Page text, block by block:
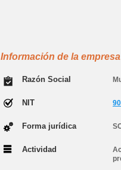
Información de la empresa
Razón Social
NIT
Forma jurídica
Actividad